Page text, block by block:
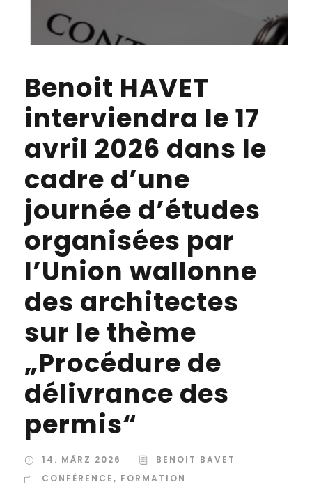
Benoit HAVET
interviendra le 17
avril 2026 dans le
cadre d’une
journée d’études
organisées par
l’Union wallonne
des architectes
sur le thème
„Procédure de
délivrance des
permis“
14. MÄRZ 2026
BENOIT BAVET
CONFÉRENCE, FORMATION